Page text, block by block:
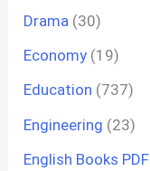
Drama (30)
Economy (19)
Education (737)
Engineering (23)
English Books PDF